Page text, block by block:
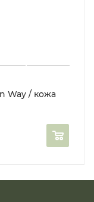
Way / кожа